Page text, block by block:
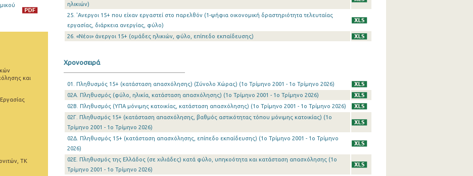
και
ΤΚ
ηλικιών)
25. 'Ανεργοι 15+ που είχαν εργαστεί στο παρελθόν (1-ψήφια οικονομική δραστηριότητα τελευταίας
εργασίας, διάρκεια ανεργίας, φύλο)
26. «Νέοι» άνεργοι 15+ (ομάδες ηλικιών, φύλο, επίπεδο εκπαίδευσης)
Χρονοσειρά
01. Πληθυσμός 15+ (κατάσταση απασχόλησης) (Σύνολο Χώρας) (1o Τρίμηνο 2001 - 1o Τρίμηνο 2026)
02Α. Πληθυσμός (φύλο, ηλικία, κατάσταση απασχόλησης) (1o Τρίμηνο 2001 - 1o Τρίμηνο 2026)
02Β. Πληθυσμός (ΥΠΑ μόνιμης κατοικίας, κατάσταση απασχόλησης) (1o Τρίμηνο 2001 - 1o Τρίμηνο 2026)
02Γ. Πληθυσμός 15+ (κατάσταση απασχόλησης, βαθμός αστικότητας τόπου μόνιμης κατοικίας) (1o
Τρίμηνο 2001 - 1o Τρίμηνο 2026)
02Δ. Πληθυσμός 15+ (κατάσταση απασχόλησης, επίπεδο εκπαίδευσης) (1o Τρίμηνο 2001 - 1o Τρίμηνο
2026)
02Ε. Πληθυσμός της Ελλάδος (σε χιλιάδες) κατά φύλο, υπηκοότητα και κατάσταση απασχόλησης (1o
Τρίμηνο 2001 - 1o Τρίμηνο 2026)